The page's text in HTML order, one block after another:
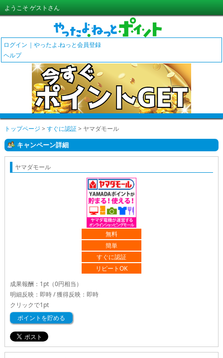
ようこそ ゲストさん
ログイン
やったよ.ねっと会員登録
ヘルプ
トップページ > すぐに認証> ヤマダモール
キャンペーン詳細
ヤマダモール
無料
簡単
すぐに認証
リピートOK
成果報酬： 1pt（0円相当）
明細反映：即時 / 獲得反映：即時
クリックで1pt
ポイントを貯める